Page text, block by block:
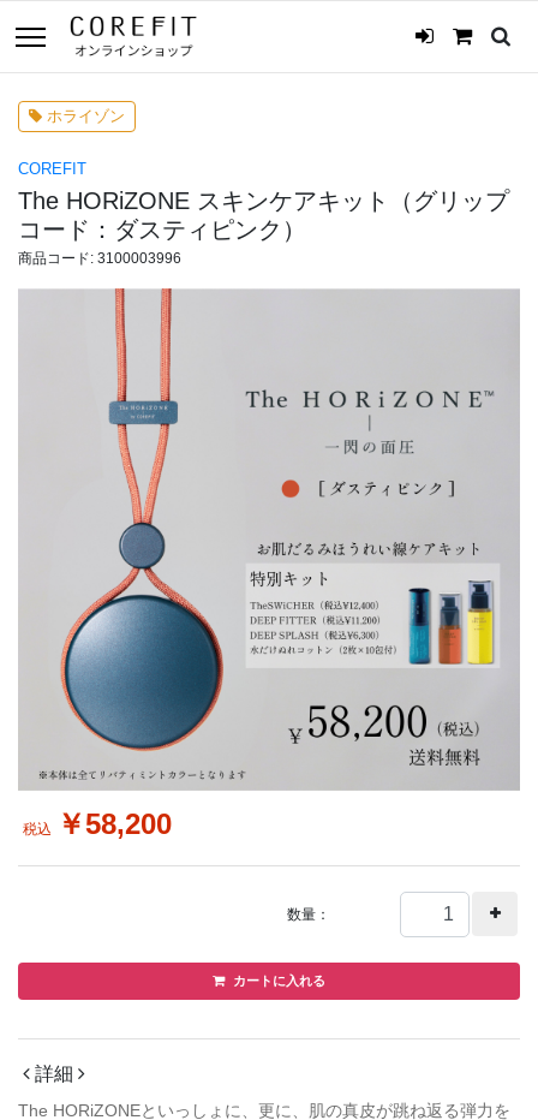
ホライゾン
COREFIT
The HORiZONE スキンケアキット（グリップ
コード：ダスティピンク）
商品コード: 3100003996
税込 ￥58,200
カートに入れる
詳細
The HORiZONEといっしょに、更に、肌の真皮が跳ね返る弾力を